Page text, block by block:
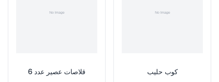
قلاصات عصير عدد 6 كوب حليب